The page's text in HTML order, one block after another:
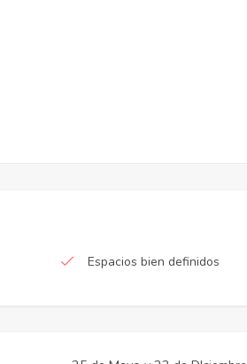
Espacios bien definidos